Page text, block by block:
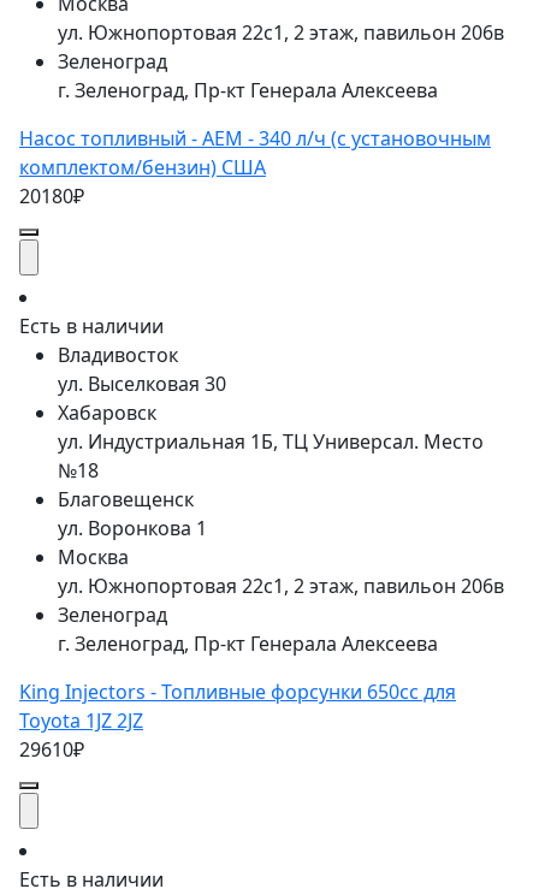
ул. Южнопортовая 22с1, 2 этаж, павильон 206в
Зеленоград
г. Зеленоград, Пр-кт Генерала Алексеева
Насос топливный - AEM - 340 л/ч (с установочным
комплектом/бензин) США
20180₽
Есть в наличии
Владивосток
ул. Выселковая 30
Хабаровск
ул. Индустриальная 1Б, ТЦ Универсал. Место
№18
Благовещенск
ул. Воронкова 1
Москва
ул. Южнопортовая 22с1, 2 этаж, павильон 206в
Зеленоград
г. Зеленоград, Пр-кт Генерала Алексеева
King Injectors - Топливные форсунки 650cc для
Toyota 1JZ 2JZ
29610₽
Есть в наличии